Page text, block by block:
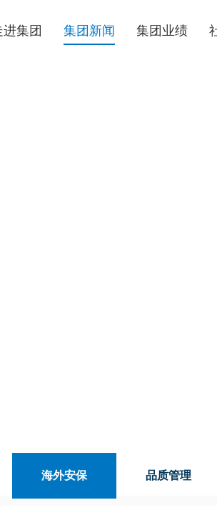
进集团 集团新闻 集团业绩
海外安保 品质管理